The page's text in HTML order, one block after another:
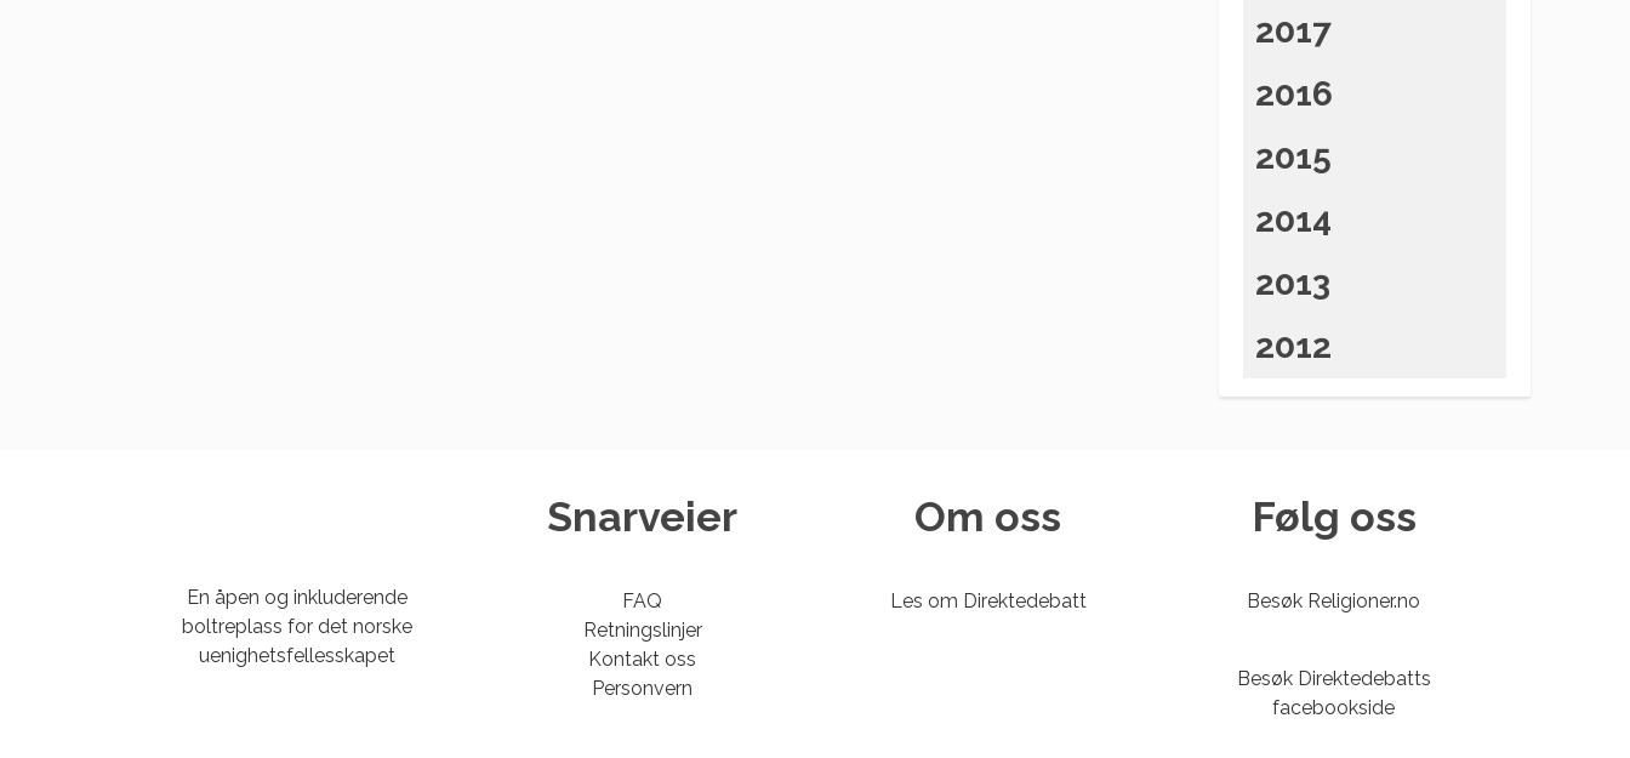
2017
2016
2015
2014
2013
2012
En åpen og inkluderende
boltreplass for det norske
uenighetsfellesskapet
Snarveier
FAQ
Retningslinjer
Kontakt oss
Personvern
Om oss
Les om Direktedebatt
Følg oss
Besøk Religioner.no
Besøk Direktedebatts
facebookside